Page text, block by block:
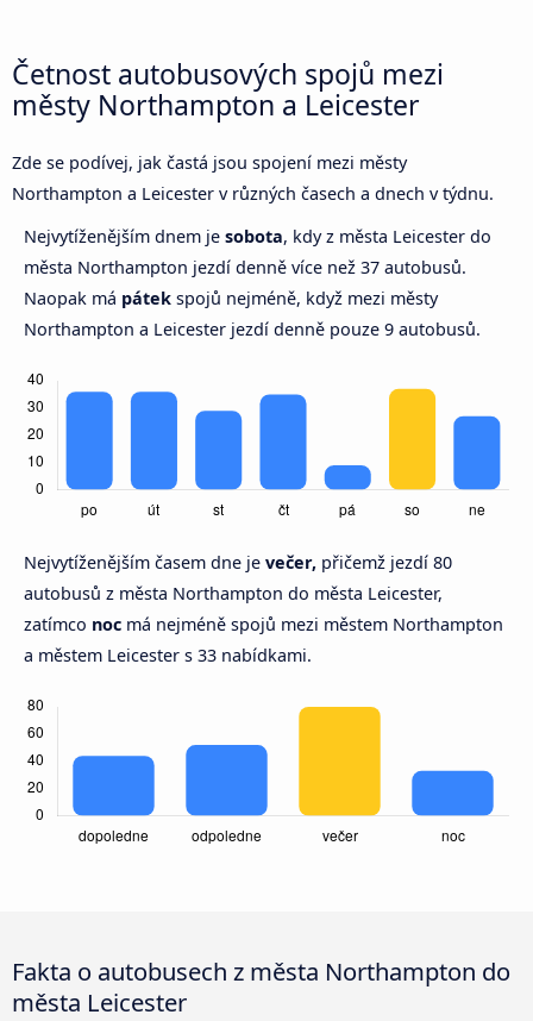
Četnost autobusových spojů mezi
městy Northampton a Leicester
Zde se podívej, jak častá jsou spojení mezi městy
Northampton a Leicester v různých časech a dnech v týdnu.
Nejvytíženějším dnem je sobota, kdy z města Leicester do
města Northampton jezdí denně více než 37 autobusů.
Naopak má pátek spojů nejméně, když mezi městy
Northampton a Leicester jezdí denně pouze 9 autobusů.
Nejvytíženějším časem dne je večer, přičemž jezdí 80
autobusů z města Northampton do města Leicester,
zatímco noc má nejméně spojů mezi městem Northampton
a městem Leicester s 33 nabídkami.
Fakta o autobusech z města Northampton do
města Leicester